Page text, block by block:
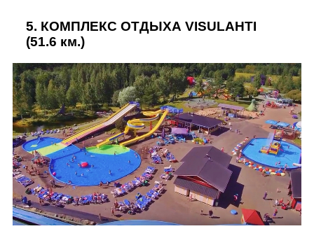
5. КОМПЛЕКС ОТДЫХА VISULAHTI
(51.6 км.)